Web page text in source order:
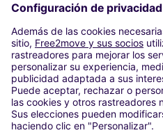
NUESTRAS CIUDADES
Paris
Madrid
Washington DC
Milán
Roma
Turín
Viena
Berlín